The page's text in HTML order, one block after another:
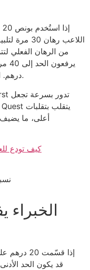
درهم. الفارق واضح كاختلاف 2٪ بين المنصتين.
أعلى، ما
كيف تودع